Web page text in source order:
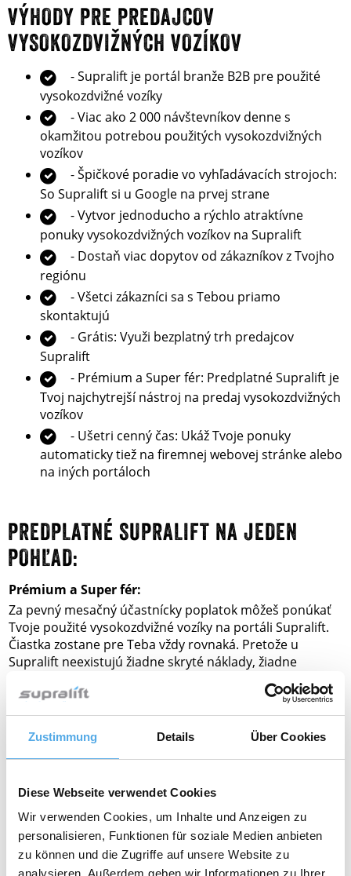
Zustimmung Details Über Cookies
Diese Webseite verwendet Cookies
Wir verwenden Cookies, um Inhalte und Anzeigen zu
personalisieren, Funktionen für soziale Medien anbieten
zu können und die Zugriffe auf unsere Website zu
analysieren. Außerdem geben wir Informationen zu Ihrer
VÝHODY PRE PREDAJCOV
VYSOKOZDVIŽNÝCH VOZÍKOV
- Supralift je portál branže B2B pre použité
vysokozdvižné vozíky
- Viac ako 2 000 návštevníkov denne s
okamžitou potrebou použitých vysokozdvižných
vozíkov
- Špičkové poradie vo vyhľadávacích strojoch:
So Supralift si u Google na prvej strane
- Vytvor jednoducho a rýchlo atraktívne
ponuky vysokozdvižných vozíkov na Supralift
- Dostaň viac dopytov od zákazníkov z Tvojho
regiónu
- Všetci zákazníci sa s Tebou priamo
skontaktujú
- Grátis: Využi bezplatný trh predajcov
Supralift
- Prémium a Super fér: Predplatné Supralift je
Tvoj najchytrejší nástroj na predaj vysokozdvižných
vozíkov
- Ušetri cenný čas: Ukáž Tvoje ponuky
automaticky tiež na firemnej webovej stránke alebo
na iných portáloch
PREDPLATNÉ SUPRALIFT NA JEDEN
POHĽAD:
Prémium a Super fér:
Za pevný mesačný účastnícky poplatok môžeš ponúkať
Tvoje použité vysokozdvižné vozíky na portáli Supralift.
Čiastka zostane pre Teba vždy rovnaká. Pretože u
Supralift neexistujú žiadne skryté náklady, žiadne
provízie a žiadne prekvapenia pri mesačnom vyúčtovaní.
Supralift je férový – sľubujeme.
Zákazníci, ktorí sa zaujímajú o Tvoj vysokozdvižný vozík,
sa skontaktujú priamo s Tebou. Telefonicky alebo e-
Využi praktický panel predajcov Supralift a dozvieš sa,
koľko zákazníkov navštívilo Tvoj vysokozdvižný vozík,
koľko e-mailov si dostal, koľko záujemcov navštívilo Tvoj